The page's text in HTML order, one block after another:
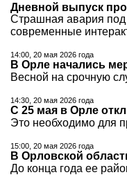
Дневной выпуск
Страшная авария под
современные
14:00, 20 мая 2026 года
В Орле начались
Весной на срочную
14:30, 20 мая 2026 года
С 25 мая в Орле
Это необходимо для
15:00, 20 мая 2026 года
В Орловской
До конца года ее